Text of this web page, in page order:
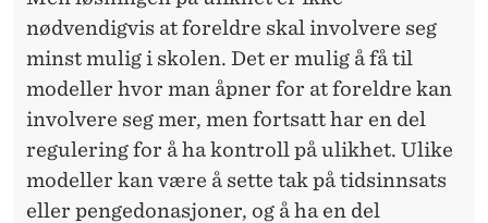
nødvendigvis at foreldre skal involvere seg
minst mulig i skolen. Det er mulig å få til
modeller hvor man åpner for at foreldre kan
involvere seg mer, men fortsatt har en del
regulering for å ha kontroll på ulikhet. Ulike
modeller kan være å sette tak på tidsinnsats
eller pengedonasjoner, og å ha en del